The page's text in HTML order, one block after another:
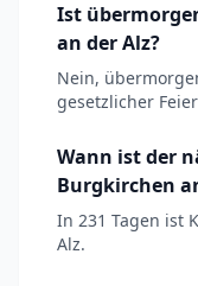
Ist
an der Alz?
Nein,
gesetzlicher
Wann ist der
Burgkirchen
In 231 Tagen ist
Alz.